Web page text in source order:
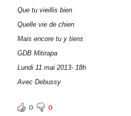
Que tu vieillis bien
Quelle vie de chien
Mais encore tu y tiens
GDB Mitirapa
Lundi 11 mai 2013- 18h
Avec Debussy
0 0